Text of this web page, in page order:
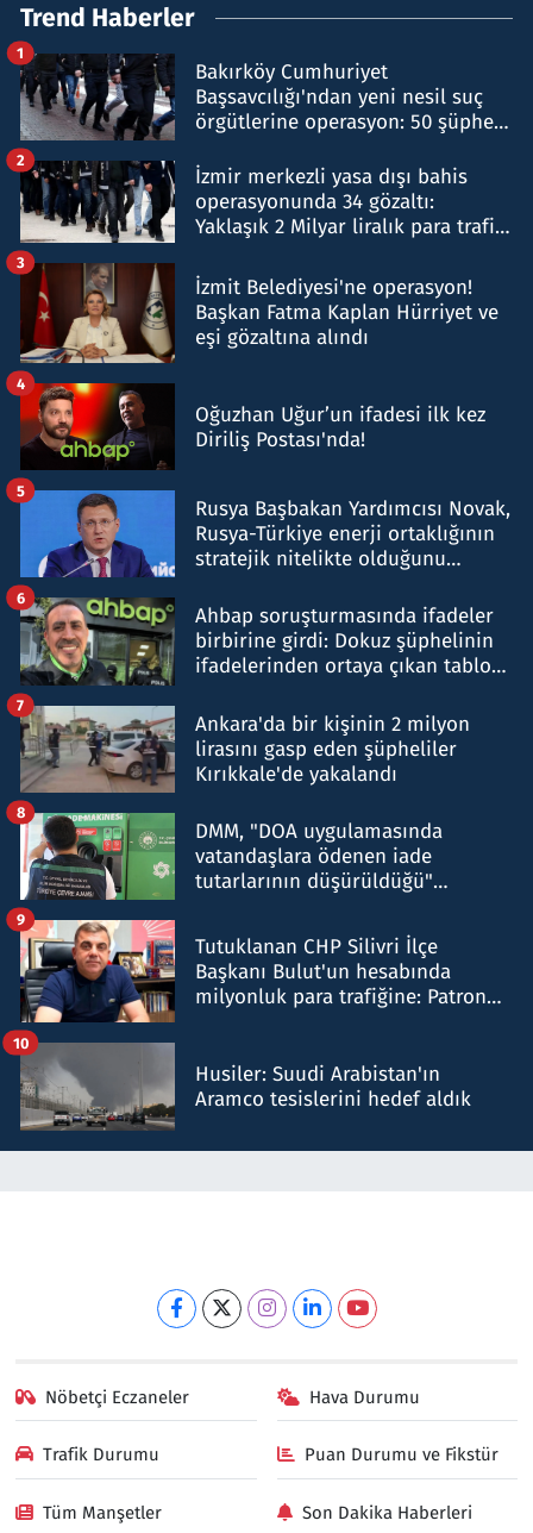
Trend Haberler
Bakırköy Cumhuriyet
Başsavcılığı'ndan yeni nesil suç
örgütlerine operasyon: 50 şüpheli
1
İzmir merkezli yasa dışı bahis
operasyonunda 34 gözaltı:
Yaklaşık 2 Milyar liralık para trafiği
2
İzmit Belediyesi'ne operasyon!
Başkan Fatma Kaplan Hürriyet ve
eşi gözaltına alındı
3
Oğuzhan Uğur’un ifadesi ilk kez
Diriliş Postası'nda!
4
Rusya Başbakan Yardımcısı Novak,
Rusya-Türkiye enerji ortaklığının
stratejik nitelikte olduğunu
5
Ahbap soruşturmasında ifadeler
birbirine girdi: Dokuz şüphelinin
ifadelerinden ortaya çıkan tablo
6
Ankara'da bir kişinin 2 milyon
lirasını gasp eden şüpheliler
Kırıkkale'de yakalandı
7
DMM, "DOA uygulamasında
vatandaşlara ödenen iade
tutarlarının düşürüldüğü"
8
Tutuklanan CHP Silivri İlçe
Başkanı Bulut'un hesabında
milyonluk para trafiğine: Patron
9
Husiler: Suudi Arabistan'ın
Aramco tesislerini hedef aldık
10
Nöbetçi Eczaneler Hava Durumu
Trafik Durumu Puan Durumu ve Fikstür
Tüm Manşetler Son Dakika Haberleri